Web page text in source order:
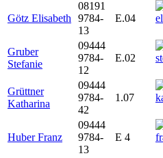
Götz Elisabeth
08191
9784-
13
E.04
Gruber
Stefanie
09444
9784-
12
E.02
Grüttner
Katharina
09444
9784-
42
1.07
Huber Franz
09444
9784-
13
E 4